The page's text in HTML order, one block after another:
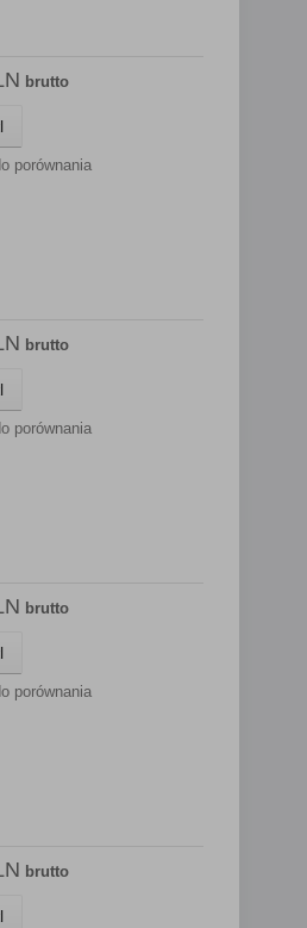
brutto
porównania
brutto
porównania
brutto
porównania
brutto